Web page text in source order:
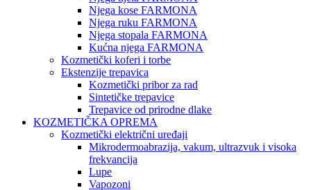
Njega kose FARMONA
Njega ruku FARMONA
Njega stopala FARMONA
Kućna njega FARMONA
Kozmetički koferi i torbe
Ekstenzije trepavica
Kozmetički pribor za rad
Sintetičke trepavice
Trepavice od prirodne dlake
KOZMETIČKA OPREMA
Kozmetički električni uređaji
Mikrodermoabrazija, vakum, ultrazvuk i visoka
frekvancija
Lupe
Vapozoni